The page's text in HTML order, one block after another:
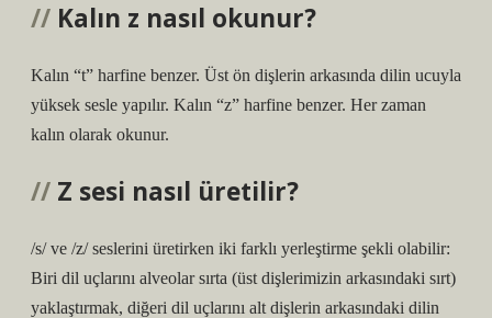
Kalın z nasıl okunur?
Kalın “t” harfine benzer. Üst ön dişlerin arkasında dilin ucuyla
yüksek sesle yapılır. Kalın “z” harfine benzer. Her zaman
kalın olarak okunur.
Z sesi nasıl üretilir?
/s/ ve /z/ seslerini üretirken iki farklı yerleştirme şekli olabilir:
Biri dil uçlarını alveolar sırta (üst dişlerimizin arkasındaki sırt)
yaklaştırmak, diğeri dil uçlarını alt dişlerin arkasındaki dilin